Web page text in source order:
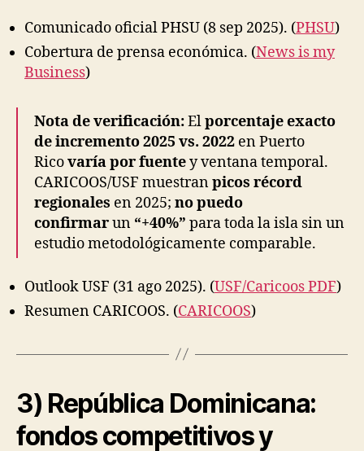
Comunicado oficial PHSU (8 sep 2025). (PHSU)
Cobertura de prensa económica. (News is my
Business)
Nota de verificación:Elporcentaje exacto
de incremento 2025 vs. 2022 en Puerto
Ricovaría por fuentey ventana temporal.
CARICOOS/USF muestranpicos récord
regionales en 2025; no puedo
confirmarun “+40%” para toda la isla sin un
estudio metodológicamente comparable.
Outlook USF (31 ago 2025). (USF/Caricoos PDF)
Resumen CARICOOS. (CARICOOS)
3) República Dominicana:
fondos competitivos y